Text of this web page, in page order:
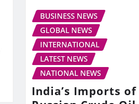
BUSINESS NEWS
GLOBAL NEWS
INTERNATIONAL
LATEST NEWS
NATIONAL NEWS
India’s Imports of